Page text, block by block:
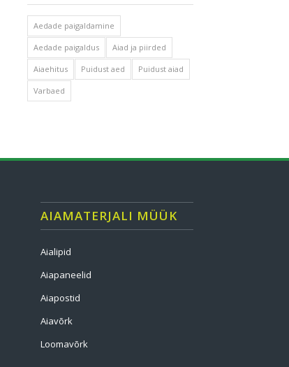
Aedade paigaldamine
Aedade paigaldus Aiad ja piirded
Aiaehitus Puidust aed Puidust aiad
Varbaed
AIAMATERJALI MÜÜK
Aialipid
Aiapaneelid
Aiapostid
Aiavõrk
Loomavõrk